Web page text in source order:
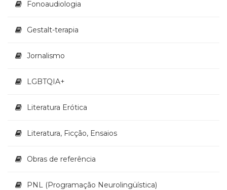
Televisão
Temas
Terapia
(21)
e
(65)
Vida
(32)
Fonoaudiologia
Gestalt-terapia
Jornalismo
LGBTQIA+
Literatura Erótica
Literatura, Ficção, Ensaios
Obras de referência
PNL (Programação Neurolingüística)